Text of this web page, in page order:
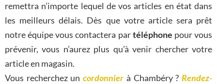
remettra n’importe lequel de vos articles en état dans
les meilleurs délais. Dès que votre article sera prêt
notre équipe vous contactera partéléphone pour vous
prévenir, vous n’aurez plus qu’à venir chercher votre
article en magasin.
Vous recherchez uncordonnier à Chambéry ?Rendez-